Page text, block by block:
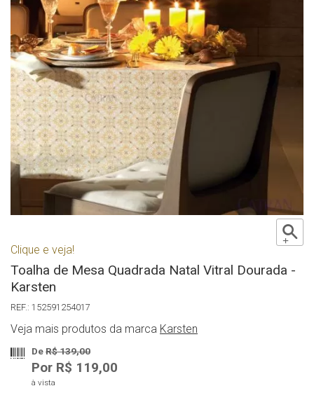
Clique e veja!
Toalha de Mesa Quadrada Natal Vitral Dourada -
Karsten
152591254017
Veja mais produtos da marca Karsten
DeR$ 139,00
Por R$ 119,00
à vista